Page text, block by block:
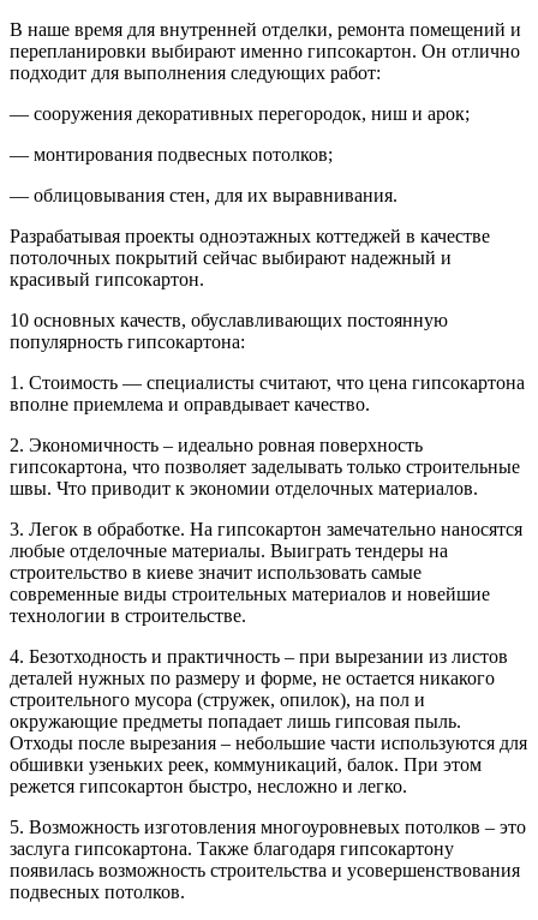
В наше время для внутренней отделки, ремонта помещений и
перепланировки выбирают именно гипсокартон. Он отлично
подходит для выполнения следующих работ:
— сооружения декоративных перегородок, ниш и арок;
— монтирования подвесных потолков;
— облицовывания стен, для их выравнивания.
Разрабатывая проекты одноэтажных коттеджей в качестве
потолочных покрытий сейчас выбирают надежный и
красивый гипсокартон.
10 основных качеств, обуславливающих постоянную
популярность гипсокартона:
1. Стоимость — специалисты считают, что цена гипсокартона
вполне приемлема и оправдывает качество.
2. Экономичность – идеально ровная поверхность
гипсокартона, что позволяет заделывать только строительные
швы. Что приводит к экономии отделочных материалов.
3. Легок в обработке. На гипсокартон замечательно наносятся
любые отделочные материалы. Выиграть тендеры на
строительство в киеве значит использовать самые
современные виды строительных материалов и новейшие
технологии в строительстве.
4. Безотходность и практичность – при вырезании из листов
деталей нужных по размеру и форме, не остается никакого
строительного мусора (стружек, опилок), на пол и
окружающие предметы попадает лишь гипсовая пыль.
Отходы после вырезания – небольшие части используются для
обшивки узеньких реек, коммуникаций, балок. При этом
режется гипсокартон быстро, несложно и легко.
5. Возможность изготовления многоуровневых потолков – это
заслуга гипсокартона. Также благодаря гипсокартону
появилась возможность строительства и усовершенствования
подвесных потолков.